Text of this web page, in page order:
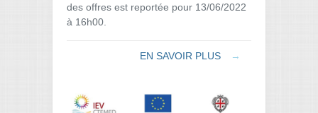
des offres est reportée pour 13/06/2022
à 16h00.
EN SAVOIR PLUS →